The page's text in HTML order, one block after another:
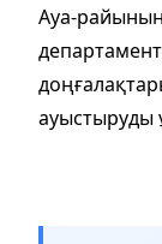
Ауа-
ауыстыруды